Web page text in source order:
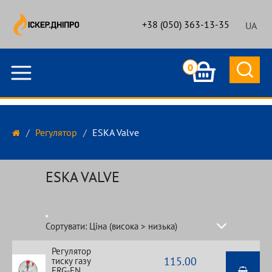
+38 (050) 363-13-35 UA
0
Регулятор ESKA Valve
ESKA VALVE
Сортувати: Ціна (висока > низька)
За замовчуванням
Назва (А - Я)
Регулятор
тиску газу
115.00